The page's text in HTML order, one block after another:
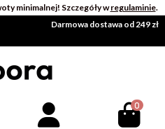
minimalnej! Szczegóły wregulaminie.
Darmowa dostawa od 249 zł
0